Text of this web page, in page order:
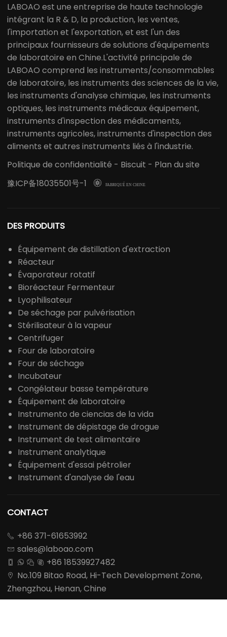
LABOAO est une entreprise de haute technologie
intégrant la R & D, la production, les ventes,
l'importation et l'exportation, et est l'un des
principaux fournisseurs de solutions d'équipements
de laboratoire en Chine.L'activité principale de
LABOAO comprend les instruments/consommables
de laboratoire, les instruments des sciences de la vie,
les instruments d'analyse chimique, les instruments
optiques, les instruments médicaux équipement,
instruments d'inspection des médicaments,
instruments agricoles, instruments d'inspection des
aliments et autres instruments liés à l'industrie.
Politique de confidentialité - Biscuit - Plan du site
豫ICP备18035501号-1
 FABRIQUÉ EN CHINE
DES PRODUITS
Équipement de distillation d'extraction
Réacteur
Évaporateur rotatif
Bioréacteur Fermenteur
Lyophilisateur
De séchage par pulvérisation
Stérilisateur à la vapeur
Centrifuger
Four de laboratoire
Four de séchage
Incubateur
Congélateur basse température
Équipement de laboratoire
Instrumento de ciencias de la vida
Instrument de dépistage de drogue
Instrument de test alimentaire
Instrument analytique
Équipement d'essai pétrolier
Instrument d'analyse de l'eau
CONTACT
 +86 371-61653992
 sales@laboao.com
    +86 18539927482

No.109 Bitao Road, Hi-Tech Development Zone,
Zhengzhou, Henan, Chine